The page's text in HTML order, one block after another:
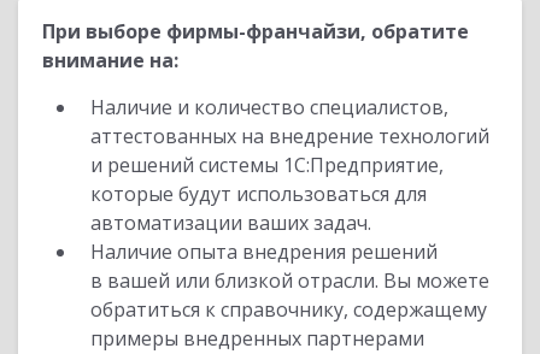
При выборе фирмы-франчайзи, обратите
внимание на:
Наличие и количество специалистов,
аттестованных на внедрение технологий
и решений системы 1С:Предприятие,
которые будут использоваться для
автоматизации ваших задач.
Наличие опыта внедрения решений
в вашей или близкой отрасли. Вы можете
обратиться к справочнику, содержащему
примеры внедренных партнерами